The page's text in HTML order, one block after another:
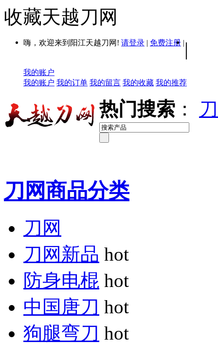
收藏天越刀网
嗨，欢迎来到阳江天越刀网! 请登录 | 免费注册 | |
我的账户
我的账户 我的订单 我的留言 我的收藏 我的推荐
热门搜索 ：
刀网商品分类
刀网
刀网新品 hot
防身电棍 hot
中国唐刀 hot
狗腿弯刀 hot